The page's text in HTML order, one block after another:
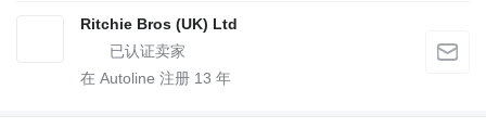
Ritchie Bros (UK) Ltd
在 Autoline 注册 13 年